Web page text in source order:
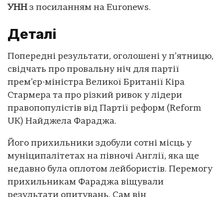
УНН з посиланням на Euronews.
Деталі
Попередні результати, оголошені у п’ятницю,
свідчать про провальну ніч для партії
прем’єр-міністра Великої Британії Кіра
Стармера та про різкий ривок у лідери
правопопулістів від Партії реформ (Reform
UK) Найджела Фараджа.
Його прихильники здобули сотні місць у
муніципалітетах на півночі Англії, яка ще
недавно була оплотом лейбористів. Перемогу
прихильникам Фараджа віщували